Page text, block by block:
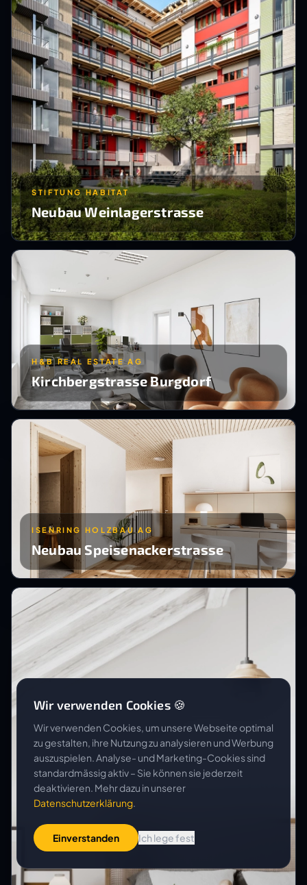
STIFTUNG HABITAT
Neubau Weinlagerstrasse
H&B REAL ESTATE AG
Kirchbergstrasse Burgdorf
ISENRING HOLZBAU AG
Neubau Speisenackerstrasse
Wir verwenden Cookies 🍪
Wir verwenden Cookies, um unsere Webseite optimal
zu gestalten, ihre Nutzung zu analysieren und Werbung
auszuspielen. Analyse- und Marketing-Cookies sind
standardmässig aktiv – Sie können sie jederzeit
deaktivieren. Mehr dazu in unserer
Datenschutzerklärung.
Einverstanden Ich lege fest